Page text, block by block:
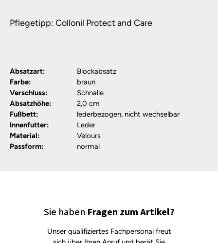
Pflegetipp: Collonil Protect and Care
Absatzart:
Blockabsatz
Farbe:
braun
Verschluss:
Schnalle
Absatzhöhe:
2,0 cm
Fußbett:
lederbezogen, nicht wechselbar
Innenfutter:
Leder
Material:
Velours
Passform:
normal
Sie haben Fragen zum Artikel?
Unser qualifiziertes Fachpersonal freut